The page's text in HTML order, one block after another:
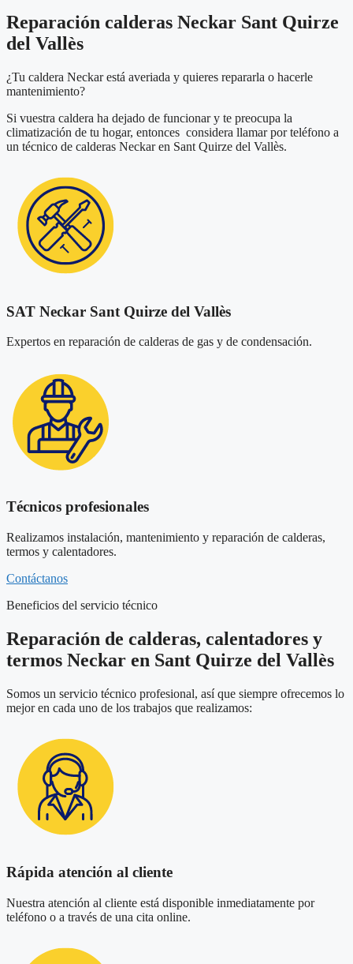
Reparación calderas Neckar Sant Quirze
del Vallès
¿Tu caldera Neckar está averiada y quieres repararla o hacerle
mantenimiento?
Si vuestra caldera ha dejado de funcionar y te preocupa la
climatización de tu hogar, entonces considera llamar por teléfono a
un técnico de calderas Neckar en Sant Quirze del Vallès.
SAT Neckar Sant Quirze del Vallès
Expertos en reparación de calderas de gas y de condensación.
Técnicos profesionales
Realizamos instalación, mantenimiento y reparación de calderas,
termos y calentadores.
Contáctanos
Beneficios del servicio técnico
Reparación de calderas, calentadores y
termos Neckar en Sant Quirze del Vallès
Somos un servicio técnico profesional, así que siempre ofrecemos lo
mejor en cada uno de los trabajos que realizamos:
Rápida atención al cliente
Nuestra atención al cliente está disponible inmediatamente por
teléfono o a través de una cita online.